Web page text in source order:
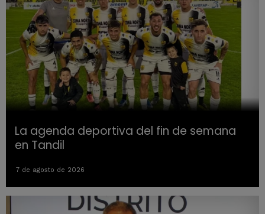
La agenda deportiva del fin de semana
en Tandil
7 de agosto de 2026